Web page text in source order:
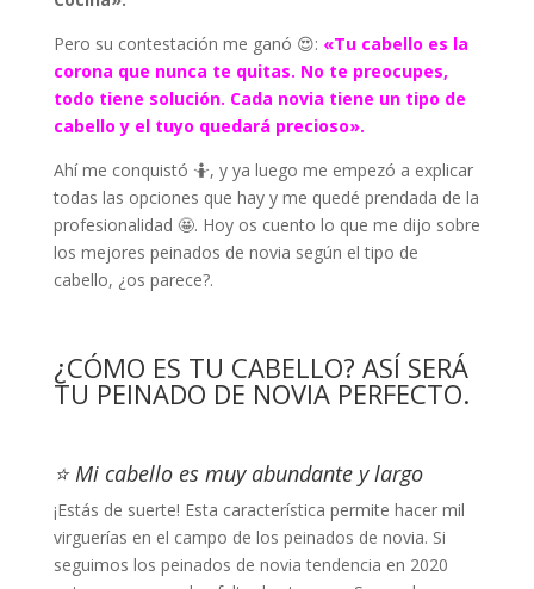
Pero su contestación me ganó 😍: «Tu cabello es la
corona que nunca te quitas. No te preocupes,
todo tiene solución. Cada novia tiene un tipo de
cabello y el tuyo quedará precioso».
Ahí me conquistó 🤷, y ya luego me empezó a explicar
todas las opciones que hay y me quedé prendada de la
profesionalidad 🤩. Hoy os cuento lo que me dijo sobre
los mejores peinados de novia según el tipo de
cabello, ¿os parece?.
¿CÓMO ES TU CABELLO? ASÍ SERÁ
TU PEINADO DE NOVIA PERFECTO.
⭐ Mi cabello es muy abundante y largo
¡Estás de suerte! Esta característica permite hacer mil
virguerías en el campo de los peinados de novia. Si
seguimos los peinados de novia tendencia en 2020